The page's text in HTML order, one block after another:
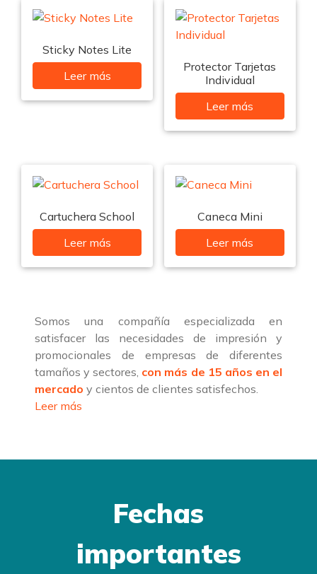
Sticky Notes Lite
Leer más
Protector Tarjetas
Individual
Leer más
Cartuchera School
Leer más
Caneca Mini
Leer más
Somos una compañía especializada en
satisfacer las necesidades de impresión y
promocionales de empresas de diferentes
tamaños y sectores, con más de 15 años en el
mercado y cientos de clientes satisfechos.
Leer más
Fechas
importantes